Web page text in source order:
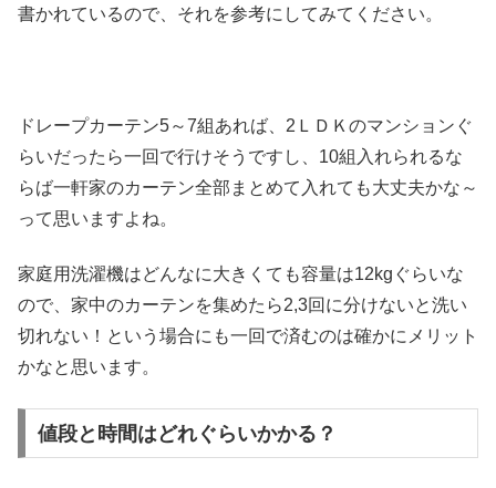
書かれているので、それを参考にしてみてください。
ドレープカーテン5～7組あれば、2ＬＤＫのマンションぐ
らいだったら一回で行けそうですし、10組入れられるな
らば一軒家のカーテン全部まとめて入れても大丈夫かな～
って思いますよね。
家庭用洗濯機はどんなに大きくても容量は12kgぐらいな
ので、家中のカーテンを集めたら2,3回に分けないと洗い
切れない！という場合にも一回で済むのは確かにメリット
かなと思います。
値段と時間はどれぐらいかかる？